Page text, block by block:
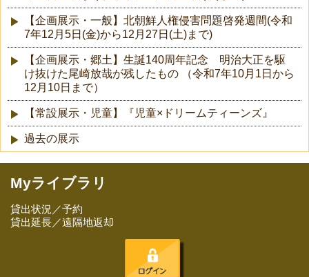
【企画展示・一般】北朝鮮人権侵害問題啓発週間(令和
7年12月5日(金)から12月27日(土)まで)
【企画展示・郷土】生誕140周年記念 明治大正を駆
け抜けた尾崎放哉が残したもの （令和7年10月1日から
12月10日まで）
【常設展示・児童】『児童×ドリームティーンズ』
過去の展示
Myライブラリ
貸出状況／予約
貸出延長／遠隔地返却